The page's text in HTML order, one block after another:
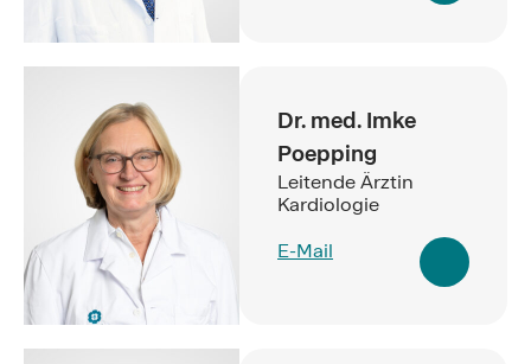
Dr. med. Imke
Poepping
Leitende Ärztin
Kardiologie
E-Mail